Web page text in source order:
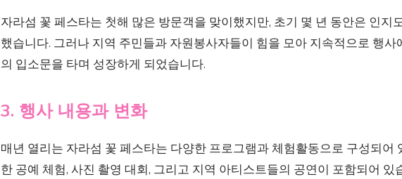
자라섬 꽃 페스타는 첫해 많은 방문객을 맞이했지만, 초기 몇 년 동안은 인지
했습니다. 그러나 지역 주민들과 자원봉사자들이 힘을 모아 지속적으로 행사
의 입소문을 타며 성장하게 되었습니다.
3. 행사 내용과 변화
매년 열리는 자라섬 꽃 페스타는 다양한 프로그램과 체험활동으로 구성되어
한 공예 체험, 사진 촬영 대회, 그리고 지역 아티스트들의 공연이 포함되어